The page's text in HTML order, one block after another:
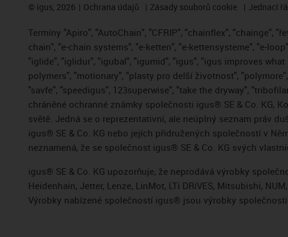
© igus, 2026 Ochrana údajů Zásady souborů cookie Jednací
Termíny "Apiro", "AutoChain", "CFRIP", "chainflex", "chainge",
chain", "e-chain systems", "e-ketten", "e-kettensysteme", "e-
"iglide", "iglidur", "igubal", "igumid", "igus", "igus improves
polymers", "motionary", "plasty pro delší životnost", "polymore",
"savfe", "speedigus", 123superwise", "take the dryway",
chráněné ochranné známky společnosti igus® SE & Co. KG,
světě. Jedná se o reprezentativní, ale neúplný seznam práv
igus® SE & Co. KG nebo jejích přidružených společností v
neznamená, že se společnost igus® SE & Co. KG svých
igus® SE & Co. KG upozorňuje, že neprodává výrobky
Heidenhain, Jetter, Lenze, LinMot, LTi DRiVES, Mitsubishi,
Výrobky nabízené společností igus® jsou výrobky společnosti